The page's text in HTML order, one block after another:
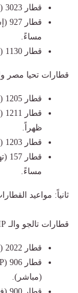
قطار 3023 (ثالثة مكيفة): قيام 17:00 عصراً – وصول 19:55 مساءً.
مساءً.
قطار 1130 (ثالثة مكيفة): قيام 19:30 مساءً – وصول 22:30 مساءً.
قطارات تحيا مصر
قطار 1205 (ثالثة مكيفة): قيام 06:45 صباحاً – وصول 10:10 صباحاً.
ظهراً.
قطار 1203 (تحيا مصر): قيام 13:25 ظهراً – وصول 17:10 مساءً.
مساءً.
ثانياً: مواعيد
قطارات تالجو والـ VIP والفرنسي (الفاخرة):
قطار 2022 (تالجو): قيام 07:00 صباحاً – وصول 09:35 صباحاً.
(مباشر).